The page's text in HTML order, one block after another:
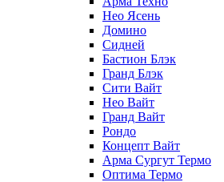
Нео Ясень
Домино
Сидней
Бастион Блэк
Гранд Блэк
Сити Вайт
Нео Вайт
Гранд Вайт
Рондо
Концепт Вайт
Арма Сургут Термо
Оптима Термо